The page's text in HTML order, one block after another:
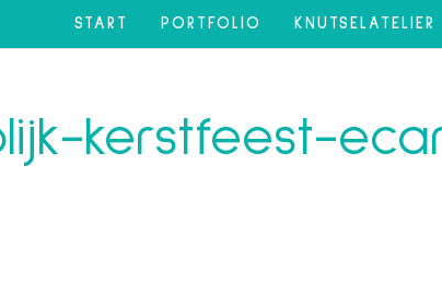
START PORTFOLIO KNUTSELATELIER
kerstfeest-